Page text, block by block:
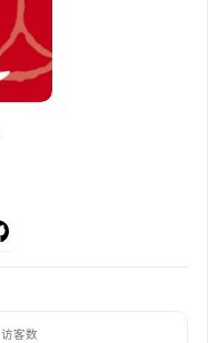
访客数